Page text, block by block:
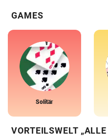
GAMES
Solitär
VORTEILSWELT